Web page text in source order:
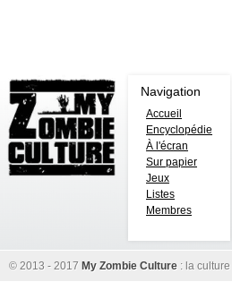
Navigation
Accueil
Encyclopédie
À l'écran
Sur papier
Jeux
Listes
Membres
© 2013 - 2017 My Zombie Culture : la